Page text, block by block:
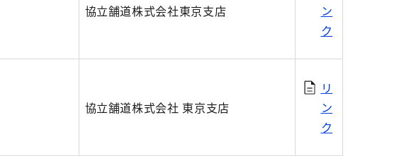
協立舗道株式会社東京支店
ン
ク
協立舗道株式会社 東京支店
リ
ン
ク